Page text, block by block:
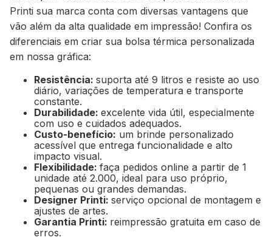
Printi sua marca conta com diversas vantagens que
vão além da alta qualidade em impressão! Confira os
diferenciais em criar sua bolsa térmica personalizada
em nossa gráfica:
Resistência: suporta até 9 litros e resiste ao uso
diário, variações de temperatura e transporte
constante.
Durabilidade: excelente vida útil, especialmente
com uso e cuidados adequados.
Custo-benefício: um brinde personalizado
acessível que entrega funcionalidade e alto
impacto visual.
Flexibilidade: faça pedidos online a partir de 1
unidade até 2.000, ideal para uso próprio,
pequenas ou grandes demandas.
Designer Printi: serviço opcional de montagem e
ajustes de artes.
Garantia Printi: reimpressão gratuita em caso de
erros.